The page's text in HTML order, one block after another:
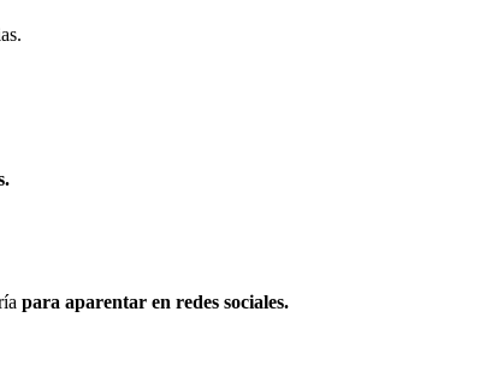
para aparentar en redes sociales.